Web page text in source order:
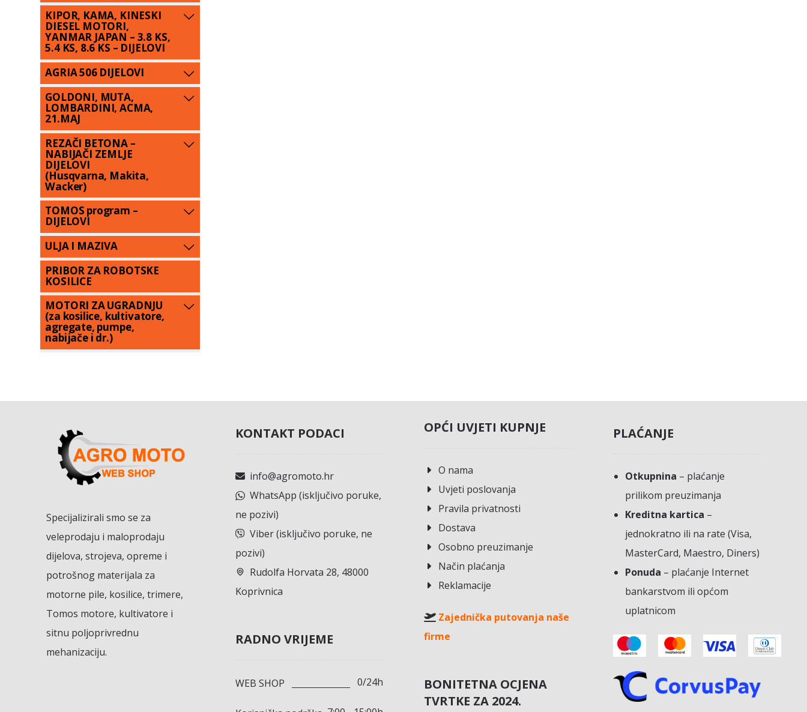
KIPOR, KAMA, KINESKI
DIESEL MOTORI,
YANMAR JAPAN – 3.8 KS,
5.4 KS, 8.6 KS – DIJELOVI
AGRIA 506 DIJELOVI
GOLDONI, MUTA,
LOMBARDINI, ACMA,
21.MAJ
REZAČI BETONA –
NABIJAČI ZEMLJE
DIJELOVI
(Husqvarna, Makita,
Wacker)
TOMOS program –
DIJELOVI
ULJA I MAZIVA
PRIBOR ZA ROBOTSKE
KOSILICE
MOTORI ZA UGRADNJU
(za kosilice, kultivatore,
agregate, pumpe,
nabijače i dr.)
Specijalizirali smo se za
veleprodaju i maloprodaju
dijelova, strojeva, opreme i
potrošnog materijala za
motorne pile, kosilice, trimere,
Tomos motore, kultivatore i
sitnu poljoprivrednu
mehanizaciju.
KONTAKT PODACI
info@agromoto.hr
WhatsApp (isključivo poruke,
ne pozivi)
Viber (isključivo poruke, ne
pozivi)
Rudolfa Horvata 28, 48000
Koprivnica
RADNO VRIJEME
WEB SHOP 0/24h
OPĆI UVJETI KUPNJE
O nama
Uvjeti poslovanja
Pravila privatnosti
Dostava
Osobno preuzimanje
Način plaćanja
Reklamacije
Zajednička putovanja naše
firme
BONITETNA OCJENA
TVRTKE ZA 2024.
PLAĆANJE
Otkupnina – plaćanje
prilikom preuzimanja
Kreditna kartica –
jednokratno ili na rate (Visa,
MasterCard, Maestro, Diners)
Ponuda – plaćanje Internet
bankarstvom ili općom
uplatnicom